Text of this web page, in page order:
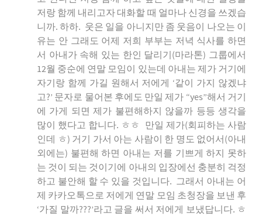
저랑 함께 내리고자 대화할 때 얼마나 신경을 쓰겠습
니까. 하하. 웃은 일을 아니지만 좀 웃음이 나오는 이
유는 안 그래도 어제 저희 부부는 저녁 식사를 하면
서 아내가 속해 있는 한인 달리기(마라톤) 그룹에서
12월 중순에 연말 모임이 있는데 아내는 제가 거기에
자기랑 함께 가길 원해서 저에게 ‘같이 가지 않겠냐
고?’ 문자로 물어본 후에도 만일 제가 “yes”해서 거기
에 가게 되면 제가 불편해하지 않을까 등등 생각을
많이 했다고 합니다. ㅎㅎ 만일 제가(회피하는 사람
인데 ㅎ) 거기 가서 아는 사람이 한 명도 없어서(아내
외에는) 불편해 하면 아내는 저를 기쁘게 하지 못하
는 것이 되는 것이기에 아내의 입장에선 충분히 걱정
하고 불안해 할 수 있을 것입니다. 그래서 아내는 어
제 카카오톡으로 저에게 연말 모임 초청장을 보낸 후
‘가질 말까???’라고 글을 써서 저에게 보냈답니다. ㅎ